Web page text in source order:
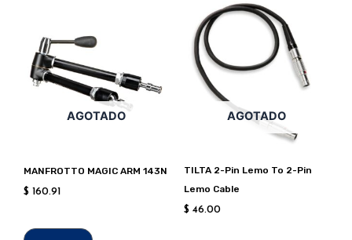
AGOTADO
MANFROTTO MAGIC ARM 143N
$ 160.91
AGOTADO
TILTA 2-Pin Lemo To 2-Pin
Lemo Cable
$ 46.00